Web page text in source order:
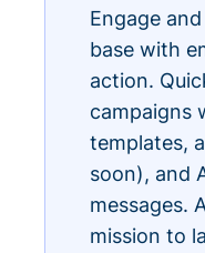
Engage
base with
action.
campaigns
templates,
soon), and
messages.
mission to